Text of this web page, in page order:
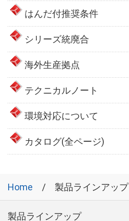
はんだ付推奨条件
シリーズ統廃合
海外生産拠点
テクニカルノート
環境対応について
カタログ(全ページ)
Home 製品ラインアップ
製品ラインアップ